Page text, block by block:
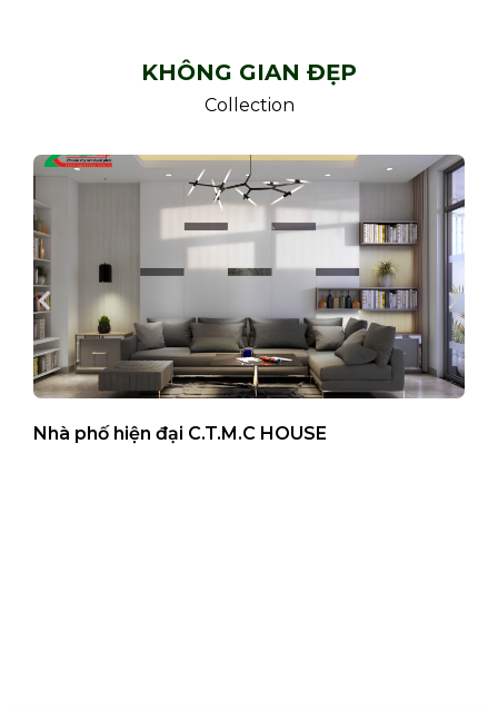
KHÔNG GIAN ĐẸP
Collection
Nhà phố hiện đại C.T.M.C HOUSE